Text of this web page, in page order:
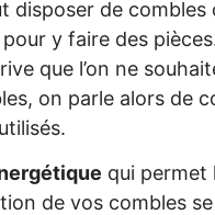
disposer de combles
y faire des
que l’on ne
on parle alors de
qui permet
de vos combles